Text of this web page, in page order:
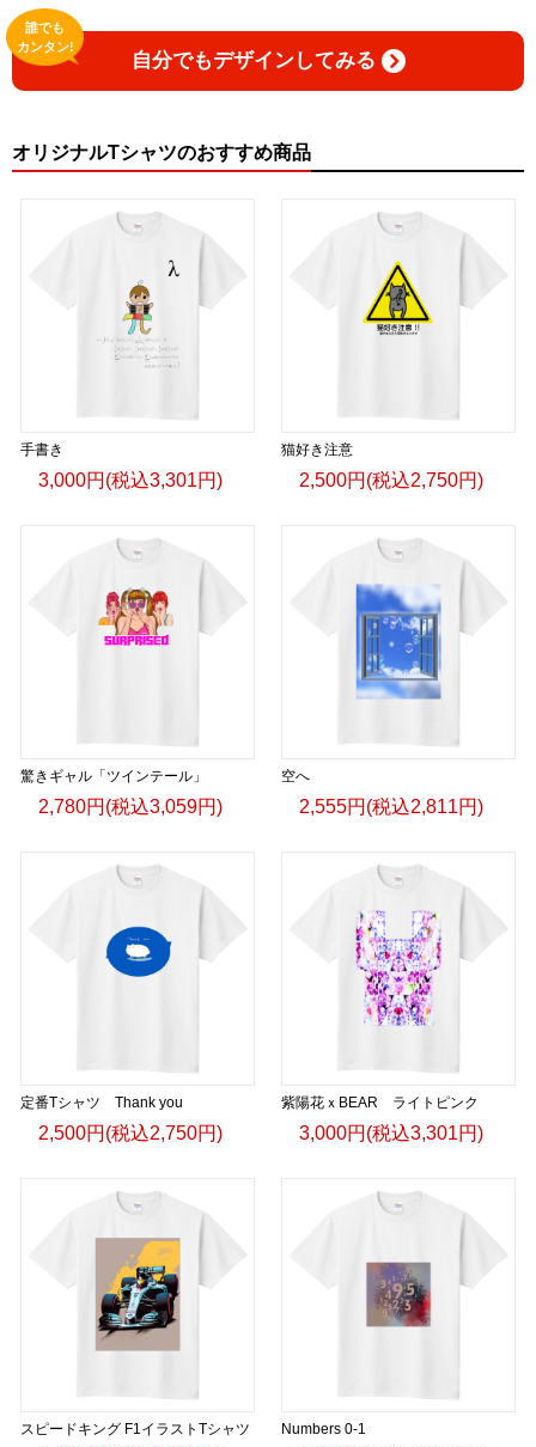
自分でもデザインしてみる
誰でも
カンタン!
オリジナルTシャツのおすすめ商品
手書き
3,000円(税込3,301円)
猫好き注意
2,500円(税込2,750円)
驚きギャル「ツインテール」
2,780円(税込3,059円)
空へ
2,555円(税込2,811円)
定番Tシャツ Thank you
2,500円(税込2,750円)
紫陽花ｘBEAR ライトピンク
3,000円(税込3,301円)
スピードキング F1イラストTシャツ Numbers 0-1